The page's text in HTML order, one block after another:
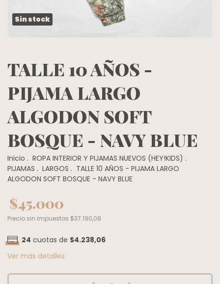
TALLE 10 AÑOS -
PIJAMA LARGO
ALGODON SOFT
BOSQUE - NAVY BLUE
Inicio . ROPA INTERIOR Y PIJAMAS NUEVOS (HEY!KIDS) .
PIJAMAS . LARGOS . TALLE 10 AÑOS - PIJAMA LARGO
ALGODON SOFT BOSQUE - NAVY BLUE
$45.000
Precio sin impuestos $37.190,08
24 cuotas de $4.238,06
Ver más detalles
Sin stock